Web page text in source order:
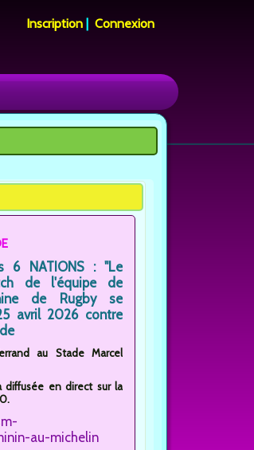
Inscription |Connexion
6 NATIONS : "Le
de l'équipe de
de Rugby se
avril 2026 contre
au Stade Marcel
diffusée en direct sur la
au-michelin